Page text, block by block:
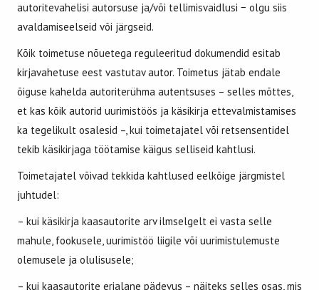
autoritevahelisi autorsuse ja/või tellimisvaidlusi − olgu siis
avaldamiseelseid või järgseid.
Kõik toimetuse nõuetega reguleeritud dokumendid esitab
kirjavahetuse eest vastutav autor. Toimetus jätab endale
õiguse kahelda autoriterühma autentsuses – selles mõttes,
et kas kõik autorid uurimistöös ja käsikirja ettevalmistamises
ka tegelikult osalesid –, kui toimetajatel või retsensentidel
tekib käsikirjaga töötamise käigus selliseid kahtlusi.
Toimetajatel võivad tekkida kahtlused eelkõige järgmistel
juhtudel:
– kui käsikirja kaasautorite arv ilmselgelt ei vasta selle
mahule, fookusele, uurimistöö liigile või uurimistulemuste
olemusele ja olulisusele;
– kui kaasautorite erialane pädevus – näiteks selles osas, mis